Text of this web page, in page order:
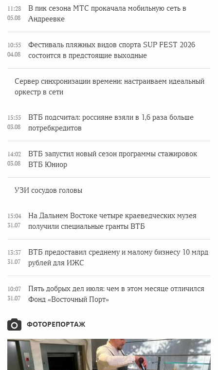
11:28
05.08
В пик сезона МТС прокачала мобильную сеть в
Андреевке
10:55
04.08
Фестиваль пляжных видов спорта SUP FEST 2026
состоится в предстоящие выходные
Сервер синхронизации времени: настраиваем идеальный
оркестр в сети
15:55
03.08
ВТБ подсчитал: россияне взяли в 1,6 раза больше
потребкредитов
14:02
03.08
ВТБ запустил новый сезон программы стажировок
ВТБ Юниор
УЗИ сосудов головы
15:04
31.07
На Дальнем Востоке четыре краеведческих музея
получили специальные гранты ВТБ
13:37
31.07
ВТБ предоставил среднему и малому бизнесу 10 млрд
рублей для ИЖС
10:07
31.07
Пять добрых дел июля: чем в этом месяце отличился
Фонд «Восточный Порт»
ФОТОРЕПОРТАЖ